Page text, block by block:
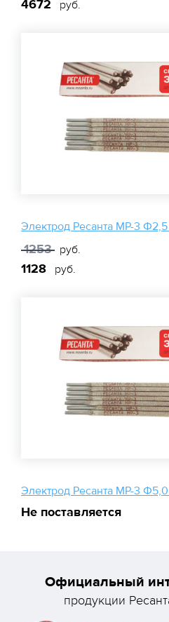
4672 руб.
Электрод Ресанта МР-3
1253 руб.
1128 руб.
Электрод Ресанта МР-3
Не поставляется
Официальный
продукции